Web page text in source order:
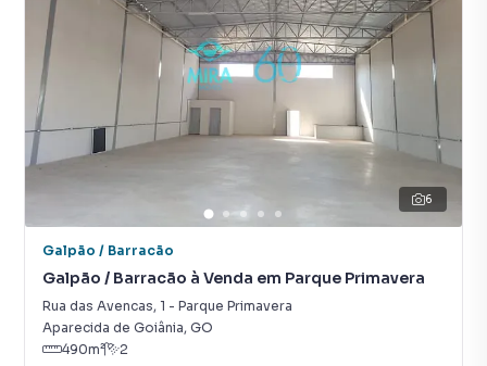
6
Galpão / Barracão
Galpão / Barracão à Venda em Parque Primavera
Rua das Avencas, 1 - Parque Primavera
Aparecida de Goiânia, GO
490m² 2